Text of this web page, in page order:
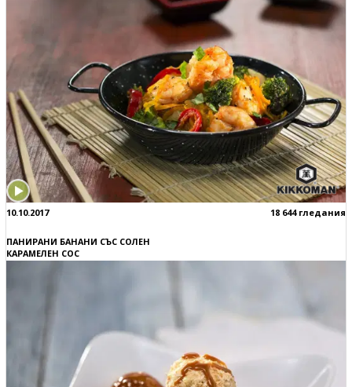
10.10.2017 18 644 гледания
ПАНИРАНИ БАНАНИ СЪС СОЛЕН
КАРАМЕЛЕН СОС